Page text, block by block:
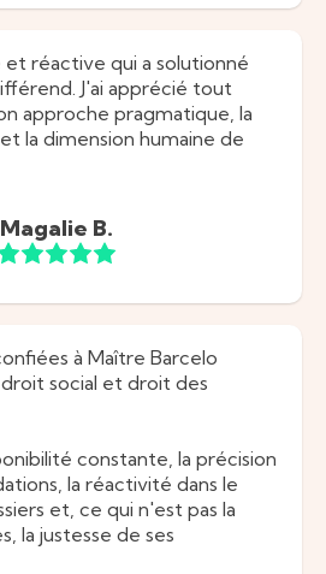
à Maître Barcelo
social et droit des
constante, la précision
la réactivité dans le
et, ce qui n'est pas la
la justesse de ses
réactive qui a solutionné
J'ai apprécié tout
approche pragmatique, la
la dimension humaine de
Magalie B.